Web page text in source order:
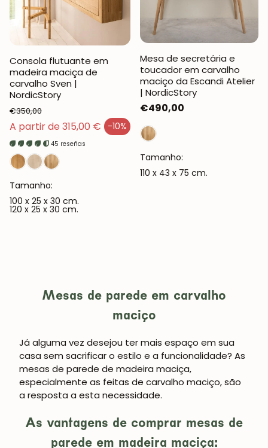
Consola flutuante em
madeira maciça de
carvalho Sven |
NordicStory
A partir de 315,00 € -10%
Preço de venda
Preço normal
€350,00
45 reseñas
Tamanho:
100 x 25 x 30 cm.
120 x 25 x 30 cm.
Mesa de secretária e
toucador em carvalho
maciço da Escandi Atelier
| NordicStory
Preço
normal
€490,00
Tamanho:
110 x 43 x 75 cm.
Mesas de parede em carvalho
maciço
Já alguma vez desejou ter mais espaço em sua
casa sem sacrificar o estilo e a funcionalidade? As
mesas de parede de madeira maciça,
especialmente as feitas de carvalho maciço, são
a resposta a esta necessidade.
As vantagens de comprar mesas de
parede em madeira maciça: